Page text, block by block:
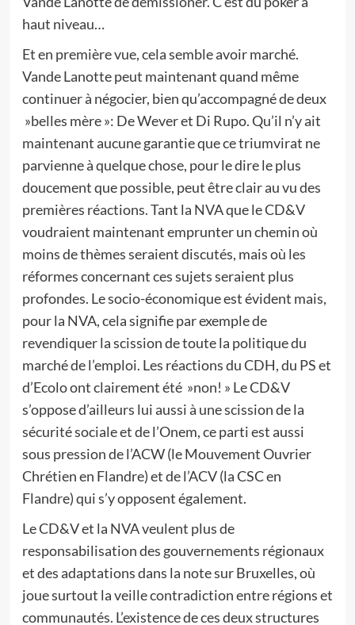
haut niveau…
Et en première vue, cela semble avoir marché.
Vande Lanotte peut maintenant quand même
continuer à négocier, bien qu’accompagné de deux
»belles mère »: De Wever et Di Rupo. Qu’il n’y ait
maintenant aucune garantie que ce triumvirat ne
parvienne à quelque chose, pour le dire le plus
doucement que possible, peut être clair au vu des
premières réactions. Tant la NVA que le CD&V
voudraient maintenant emprunter un chemin où
moins de thèmes seraient discutés, mais où les
réformes concernant ces sujets seraient plus
profondes. Le socio-économique est évident mais,
pour la NVA, cela signifie par exemple de
revendiquer la scission de toute la politique du
marché de l’emploi. Les réactions du CDH, du PS et
d’Ecolo ont clairement été »non! » Le CD&V
s’oppose d’ailleurs lui aussi à une scission de la
sécurité sociale et de l’Onem, ce parti est aussi
sous pression de l’ACW (le Mouvement Ouvrier
Chrétien en Flandre) et de l’ACV (la CSC en
Flandre) qui s’y opposent également.
Le CD&V et la NVA veulent plus de
responsabilisation des gouvernements régionaux
et des adaptations dans la note sur Bruxelles, où
joue surtout la veille contradiction entre régions et
communautés. L’existence de ces deux structures